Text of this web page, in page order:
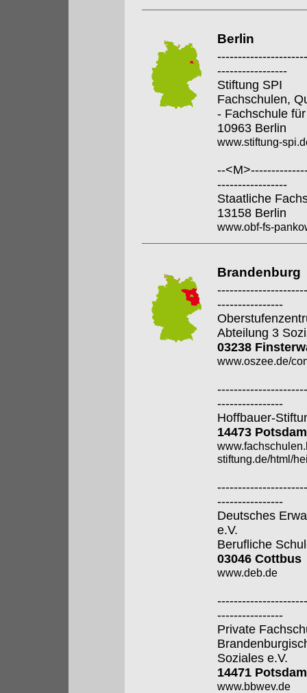
Berlin
-----------------
Stiftung SPI
Fachschulen,
- Fachschule
10963 Berlin
www.stiftung-
--
-----------------
Staatliche
13158 Berlin
www.obf-fs-
Brandenburg
----------------
Abteilung 3
03238
www.oszee.de/
----------------
Hoffbauer-
14473 Potsdam
stiftung.de/html/
----------------
Deutsches
e.V.
Berufliche
03046 Cottbus
www.deb.de
----------------
Private
Soziales e.V.
14471 Potsdam
www.bbwev.de